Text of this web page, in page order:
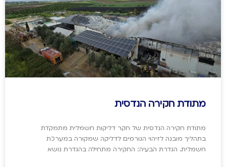
מתודת חקירה הנדסית
מתודת חקירה הנדסית של חקר דליקות חשמלית מתמקדת
בתהליך מובנה לזיהוי הגורמים לדליקה שמקורה במערכת
חשמלית. הגדרת הבעיה: החקירה מתחילה בהגדרת נושא